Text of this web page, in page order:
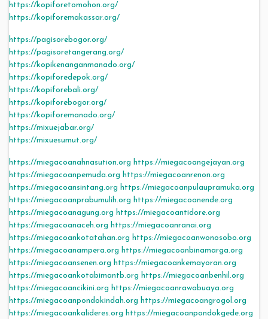
https://kopiforetomohon.org/
https://kopiforemakassar.org/
https://pagisorebogor.org/
https://pagisoretangerang.org/
https://kopikenanganmanado.org/
https://kopiforedepok.org/
https://kopiforebali.org/
https://kopiforebogor.org/
https://kopiforemanado.org/
https://mixuejabar.org/
https://mixuesumut.org/
https://miegacoanahnasution.org https://miegacoangejayan.org
https://miegacoanpemuda.org https://miegacoanrenon.org
https://miegacoansintang.org https://miegacoanpulaupramuka.org
https://miegacoanprabumulih.org https://miegacoanende.org
https://miegacoanagung.org https://miegacoantidore.org
https://miegacoanaceh.org https://miegacoanranai.org
https://miegacoankotatahan.org https://miegacoanwonosobo.org
https://miegacoanampera.org https://miegacoanbinamarga.org
https://miegacoansenen.org https://miegacoankemayoran.org
https://miegacoankotabimantb.org https://miegacoanbenhil.org
https://miegacoancikini.org https://miegacoanrawabuaya.org
https://miegacoanpondokindah.org https://miegacoangrogol.org
https://miegacoankalideres.org https://miegacoanpondokgede.org